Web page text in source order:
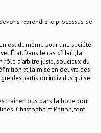
reprendre le processus de
est de même pour une société
État. Dans le cas d’Haïti, la
d’arbitre juste, soucieux du
et la mise en oeuvre des
des partis ou individus qui se
trainer tous dans la boue pour
Christophe et Pétion, font